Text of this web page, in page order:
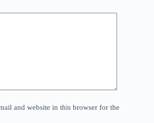
and website in this browser for the